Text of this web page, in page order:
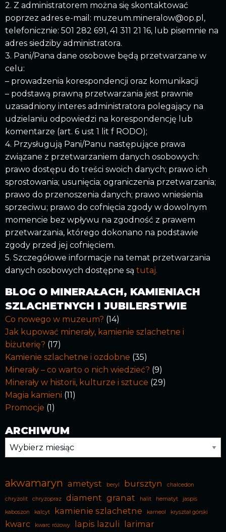
2. Z administratorem można się skontaktować
poprzez adres e-mail: muzeum.mineralow@op.pl,
telefonicznie: 501 282 691, 41 311 21 16, lub pisemnie na
adres siedziby administratora.
3. Pani/Pana dane osobowe będą przetwarzane w
celu:
– prowadzenia korespondencji oraz komunikacji
– podstawą prawną przetwarzania jest prawnie
uzasadniony interes administratora polegający na
udzielaniu odpowiedzi na korespondencję lub
komentarze (art. 6 ust 1 lit f RODO);
4. Przysługują Pani/Panu następujące prawa
związane z przetwarzaniem danych osobowych:
prawo dostępu do treści swoich danych; prawo ich
sprostowania; usunięcia; ograniczenia przetwarzania;
prawo do przenoszenia danych; prawo wniesienia
sprzeciwu; prawo do cofnięcia zgody w dowolnym
momencie bez wpływu na zgodność z prawem
przetwarzania, którego dokonano na podstawie
zgody przed jej cofnięciem.
5. Szczegółowe informacje na temat przetwarzania
danych osobowych dostępne są tutaj.
BLOG O MINERAŁACH, KAMIENIACH
SZLACHETNYCH I JUBILERSTWIE
Co nowego w muzeum? (14)
Jak kupować minerały, kamienie szlachetne i
biżuterię? (17)
Kamienie szlachetne i ozdobne (35)
Minerały – co warto o nich wiedzieć? (9)
Minerały w historii, kulturze i sztuce (29)
Magia kamieni (11)
Promocje (1)
ARCHIWUM
Archiwum
akwamaryn ametyst beryl bursztyn chalcedon
chryzolit chryzopraz diament granat halit hematyt
jaspis
kaboszon
kalcyt kamienie szlachetne karneol kryształ górski
kwarc kwarc różowy lapis lazuli larimar